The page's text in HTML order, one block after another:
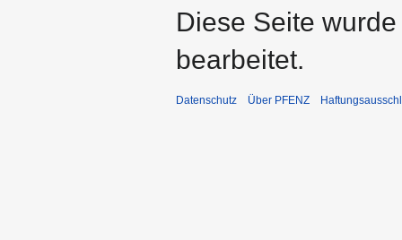
Diese Seite
bearbeitet.
Datenschutz Über PFENZ